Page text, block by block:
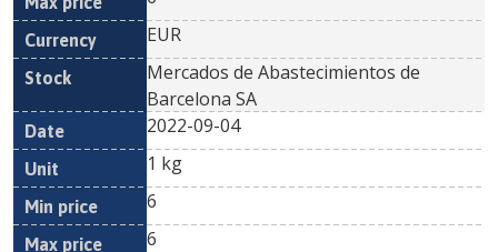
EUR
Mercados de Abastecimientos de
Barcelona SA
2022-09-04
1 kg
6
6